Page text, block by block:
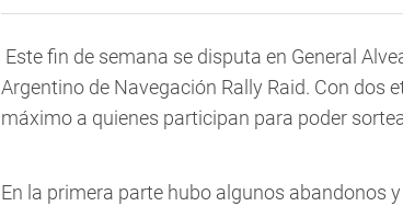
Este fin de semana se disputa en General
Argentino de Navegación Rally Raid. Con dos
máximo a quienes participan para poder
En la primera parte hubo algunos abandonos